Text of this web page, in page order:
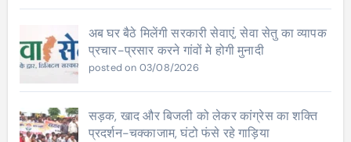
अब घर बैठे मिलेंगी सरकारी सेवाएं, सेवा सेतु का व्यापक
प्रचार-प्रसार करने गांवों मे होगी मुनादी
posted on 03/08/2026
सड़क, खाद और बिजली को लेकर कांग्रेस का शक्ति
प्रदर्शन-चक्काजाम, घंटो फंसे रहे गाड़िया